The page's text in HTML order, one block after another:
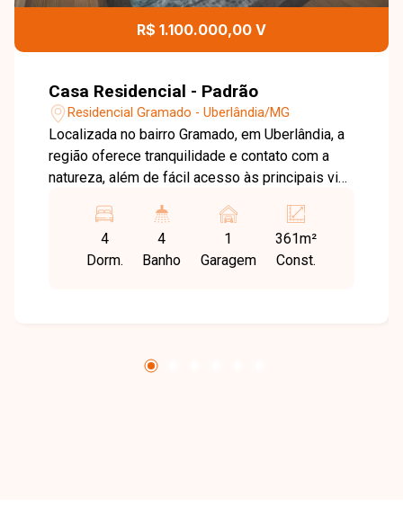
R$ 1.100.000,00 V
Casa Residencial - Padrão
Residencial Gramado - Uberlândia/MG
Localizada no bairro Gramado, em Uberlândia, a
região oferece tranquilidade e contato com a
natureza, além de fácil acesso às principais vias
qualidade de vida e um ambiente mais
reservado. O imóvel possui sala ampla em dois
ambientes, 3 quartos sendo 2 suítes, banheiro
Uma excelente oportunidade para quem busca
4
Dorm.
4
Banho
1
Garagem
361m²
Const.